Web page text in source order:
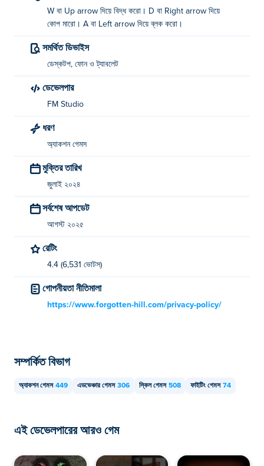
W বা Up arrow দিয়ে বিদ্ধ করো। D বা Right arrow দিয়ে
কোপ মারো। A বা Left arrow দিয়ে ব্লক করো।
সমর্থিত ডিভাইস
ডেস্কটপ, ফোন ও ট্যাবলেট
ডেভেলপার
FM Studio
ধরণ
অ্যাকশন গেমস
মুক্তির তারিখ
জুলাই ২০২৪
সর্বশেষ আপডেট
আগস্ট ২০২৫
রেটিং
4.4 (6,531 ভোটস)
গোপনীয়তা নীতিমালা
https://www.forgotten-hill.com/privacy-policy/
সম্পর্কিত বিভাগ
অ্যাকশন গেমস 449 এডভেঞ্চার গেমস 306 স্কিল গেমস 508 ফাইটিং গেমস 74
এই ডেভেলপারের আরও গেম